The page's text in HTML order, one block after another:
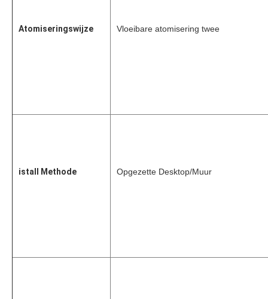
Atomiseringswijze Vloeibare atomisering twee
istall Methode Opgezette Desktop/Muur